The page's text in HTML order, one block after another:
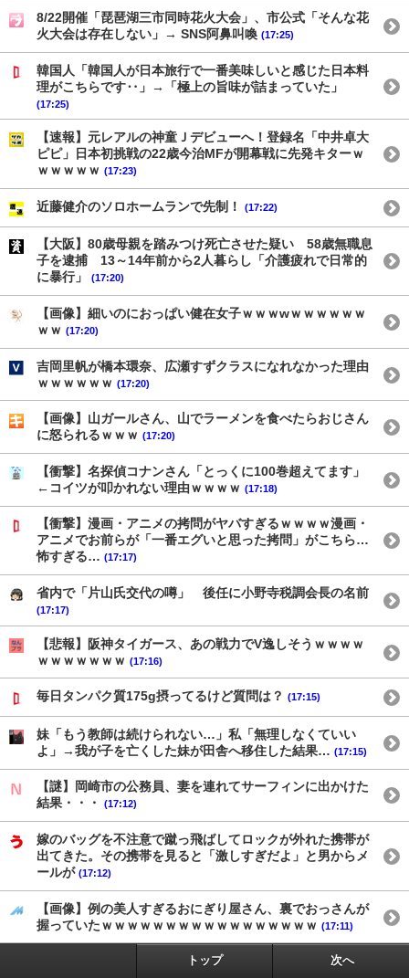
8/22開催「琵琶湖三市同時花火大会」、市公式「そんな花
火大会は存在しない」→ SNS阿鼻叫喚 (17:25)
韓国人「韓国人が日本旅行で一番美味しいと感じた日本料
理がこちらです‥」→「極上の旨味が詰まっていた」
(17:25)
【速報】元レアルの神童Ｊデビューへ！登録名「中井卓大
ピピ」日本初挑戦の22歳今治MFが開幕戦に先発キターｗ
ｗｗｗｗｗ (17:23)
近藤健介のソロホームランで先制！ (17:22)
【大阪】80歳母親を踏みつけ死亡させた疑い 58歳無職息
子を逮捕 13～14年前から2人暮らし「介護疲れで日常的
に暴行」
(17:20)
【画像】細いのにおっぱい健在女子ｗｗｗwｗｗｗｗｗｗ
ｗｗ (17:20)
吉岡里帆が橋本環奈、広瀬すずクラスになれなかった理由
ｗｗｗｗｗｗ (17:20)
【画像】山ガールさん、山でラーメンを食べたらおじさん
に怒られるｗｗｗ (17:20)
【衝撃】名探偵コナンさん「とっくに100巻超えてます」
←コイツが叩かれない理由ｗｗｗｗ (17:18)
【衝撃】漫画・アニメの拷問がヤバすぎるｗｗｗｗ漫画・
アニメでお前らが「一番エグいと思った拷問」がこちら…
怖すぎる… (17:17)
省内で「片山氏交代の噂」 後任に小野寺税調会長の名前
(17:17)
【悲報】阪神タイガース、あの戦力でV逸しそうｗｗｗｗ
ｗｗｗｗｗｗｗ (17:16)
毎日タンパク質175g摂ってるけど質問は？ (17:15)
妹「もう教師は続けられない…」私「無理しなくていい
よ」→我が子を亡くした妹が田舎へ移住した結果… (17:15)
【謎】岡崎市の公務員、妻を連れてサーフィンに出かけた
結果・・・
(17:12)
嫁のバッグを不注意で蹴っ飛ばしてロックが外れた携帯が
出てきた。その携帯を見ると「激しすぎだよ」と男からメ
ールが (17:12)
【画像】例の美人すぎるおにぎり屋さん、裏でおっさんが
握っていたｗｗｗｗｗｗｗｗｗｗｗｗｗｗｗｗｗ (17:11)
トップ 次へ